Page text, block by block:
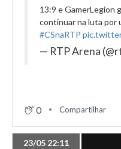
13:9 e GamerLegion
continuar na luta por
#CSnaRTP
— RTP Arena
0 Compartilhar
23/05 22:11